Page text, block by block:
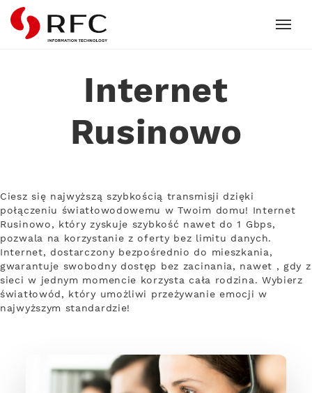
RFC
Internet
Rusinowo
Ciesz się najwyższą szybkością transmisji dzięki
połączeniu światłowodowemu w Twoim domu! Internet
Rusinowo, który zyskuje szybkość nawet do 1 Gbps,
pozwala na korzystanie z oferty bez limitu danych.
Internet, dostarczony bezpośrednio do mieszkania,
gwarantuje swobodny dostęp bez zacinania, nawet , gdy z
sieci w jednym momencie korzysta cała rodzina. Wybierz
światłowód, który umożliwi przeżywanie emocji w
najwyższym standardzie!